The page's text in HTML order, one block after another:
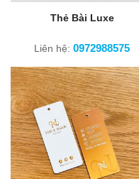
Thẻ Bài Luxe
Liên hệ:0972988575